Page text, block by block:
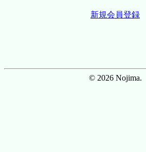
新規会員登録
© 2026 Nojima.